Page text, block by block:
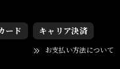
ード キャリア決済
お支払い方法について